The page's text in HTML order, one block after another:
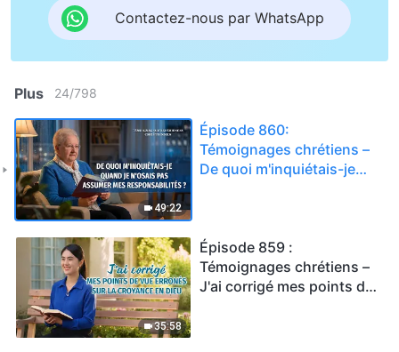
Contactez-nous par WhatsApp
Plus 24/798
49:22
Épisode 860:
Témoignages chrétiens –
De quoi m'inquiétais-je
35:58
Épisode 859 :
Témoignages chrétiens –
J'ai corrigé mes points de